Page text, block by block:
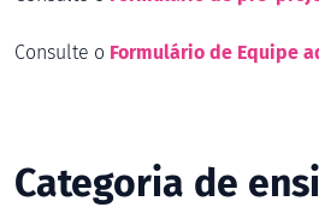
Consulte o Formulário de Equipe
Categoria de